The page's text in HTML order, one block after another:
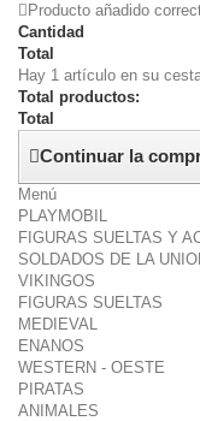
Producto añadido
Cantidad
Total
Hay 1 artículo en su
Total productos:
Total
Continuar la
Menú
PLAYMOBIL
FIGURAS SUELTAS Y
SOLDADOS DE LA
VIKINGOS
FIGURAS SUELTAS
MEDIEVAL
ENANOS
WESTERN - OESTE
PIRATAS
ANIMALES